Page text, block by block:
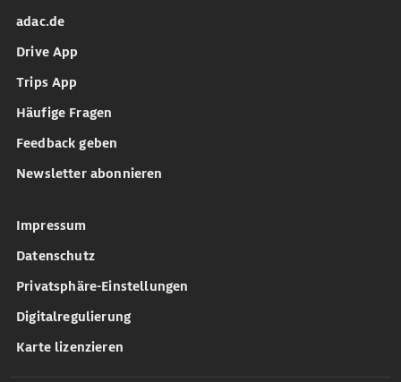
adac.de
Drive App
Trips App
Häufige Fragen
Feedback geben
Newsletter abonnieren
Impressum
Datenschutz
Privatsphäre-Einstellungen
Digitalregulierung
Karte lizenzieren